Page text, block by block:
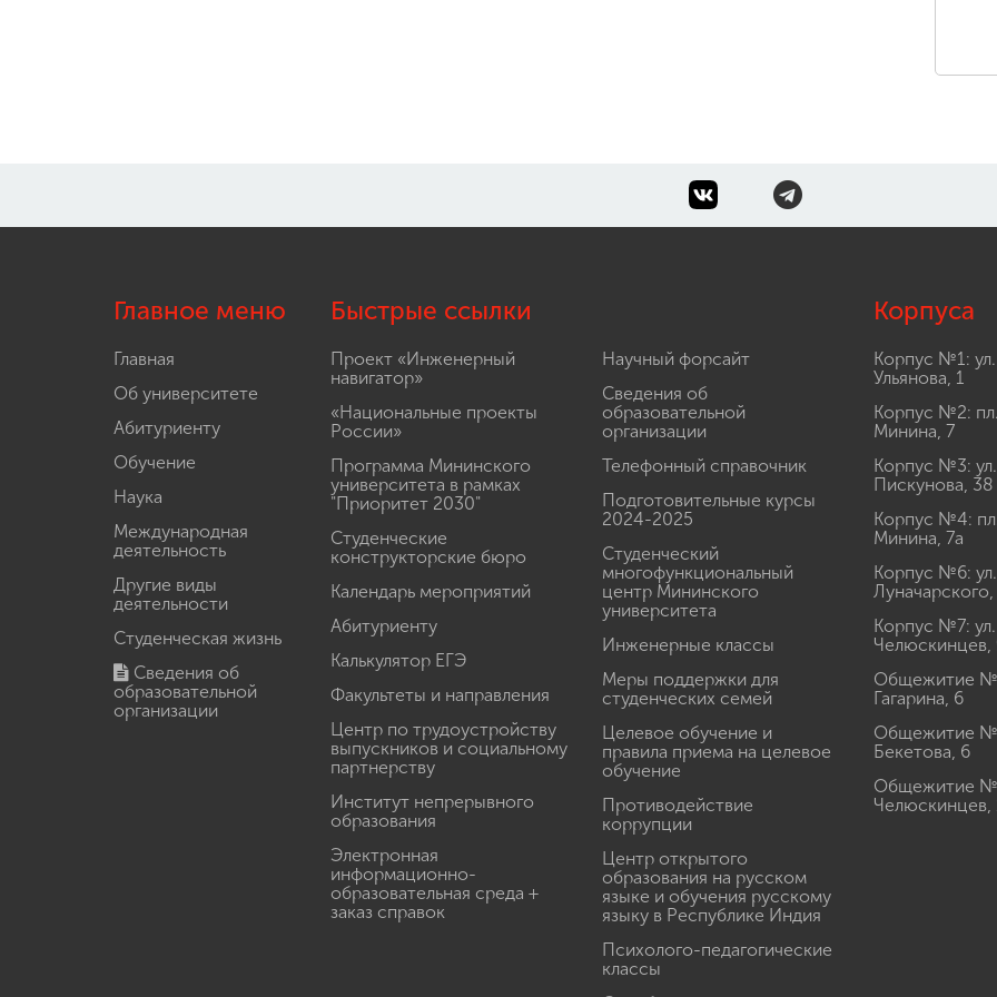
Главное меню
Главная
Об университете
Абитуриенту
Обучение
Наука
Международная
деятельность
Другие виды
деятельности
Студенческая жизнь
Сведения об
образовательной
организации
Быстрые ссылки
Проект «Инженерный
навигатор»
«Национальные проекты
России»
Программа Мининского
университета в рамках
"Приоритет 2030"
Студенческие
конструкторские бюро
Календарь мероприятий
Абитуриенту
Калькулятор ЕГЭ
Факультеты и направления
Центр по трудоустройству
выпускников и социальному
партнерству
Институт непрерывного
образования
Электронная
информационно-
образовательная среда +
заказ справок
Научный форсайт
Сведения об
образовательной
организации
Телефонный справочник
Подготовительные курсы
2024-2025
Студенческий
многофункциональный
центр Мининского
университета
Инженерные классы
Меры поддержки для
студенческих семей
Целевое обучение и
правила приема на целевое
обучение
Противодействие
коррупции
Центр открытого
образования на русском
языке и обучения русскому
языку в Республике Индия
Психолого-педагогические
классы
Корпуса
Корпус №1: ул.
Ульянова, 1
Корпус №2: пл.
Минина, 7
Корпус №3: ул.
Пискунова, 38
Корпус №4:
Минина, 7а
Корпус №6: ул.
Луначарского,
Корпус №7: ул.
Челюскинцев,
Общежитие №
Гагарина, 6
Общежитие №
Бекетова, 6
Общежитие №
Челюскинцев,